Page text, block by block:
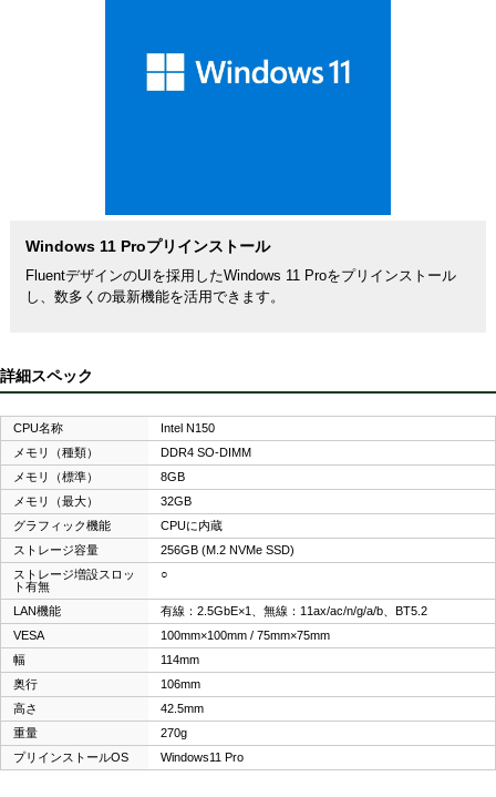
Windows 11 Proプリインストール
FluentデザインのUIを採用したWindows 11 Proをプリインストール
し、数多くの最新機能を活用できます。
詳細スペック
CPU名称
Intel N150
メモリ（種類）
DDR4 SO-DIMM
メモリ（標準）
8GB
メモリ（最大）
32GB
グラフィック機能
CPUに内蔵
ストレージ容量
256GB (M.2 NVMe SSD)
ストレージ増設スロッ
ト有無
○
LAN機能
有線：2.5GbE×1、無線：11ax/ac/n/g/a/b、BT5.2
VESA
100mm×100mm / 75mm×75mm
幅
114mm
奥行
106mm
高さ
42.5mm
重量
270g
プリインストールOS
Windows11 Pro